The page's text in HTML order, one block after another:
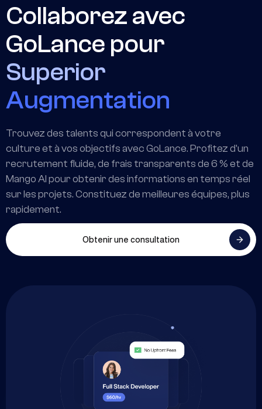
Collaborez avec
GoLance pour
Superior
Augmentation
Trouvez des talents qui correspondent à votre
culture et à vos objectifs avec GoLance. Profitez d'un
recrutement fluide, de frais transparents de 6 % et de
Mango AI pour obtenir des informations en temps réel
sur les projets. Constituez de meilleures équipes, plus
rapidement.
Obtenir une consultation